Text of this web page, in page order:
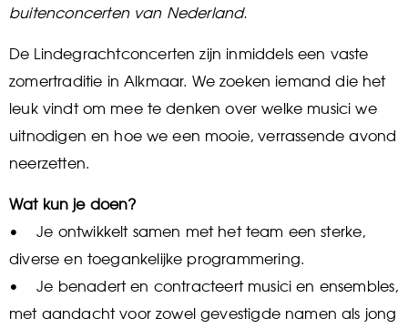
buitenconcerten van Nederland.
De Lindegrachtconcerten zijn inmiddels een vaste
zomertraditie in Alkmaar. We zoeken iemand die het
leuk vindt om mee te denken over welke musici we
uitnodigen en hoe we een mooie, verrassende avond
neerzetten.
Wat kun je doen?
• Je ontwikkelt samen met het team een sterke,
diverse en toegankelijke programmering.
• Je benadert en contracteert musici en ensembles,
met aandacht voor zowel gevestigde namen als jong